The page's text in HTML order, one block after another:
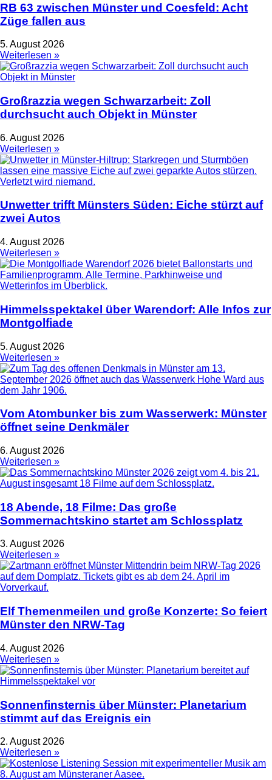
RB 63 zwischen Münster und Coesfeld: Acht
Züge fallen aus
5. August 2026
Weiterlesen »
Großrazzia wegen Schwarzarbeit: Zoll
durchsucht auch Objekt in Münster
6. August 2026
Weiterlesen »
Unwetter trifft Münsters Süden: Eiche stürzt auf
zwei Autos
4. August 2026
Weiterlesen »
Himmelsspektakel über Warendorf: Alle Infos zur
Montgolfiade
5. August 2026
Weiterlesen »
Vom Atombunker bis zum Wasserwerk: Münster
öffnet seine Denkmäler
6. August 2026
Weiterlesen »
18 Abende, 18 Filme: Das große
Sommernachtskino startet am Schlossplatz
3. August 2026
Weiterlesen »
Elf Themenmeilen und große Konzerte: So feiert
Münster den NRW-Tag
4. August 2026
Weiterlesen »
Sonnenfinsternis über Münster: Planetarium
stimmt auf das Ereignis ein
2. August 2026
Weiterlesen »